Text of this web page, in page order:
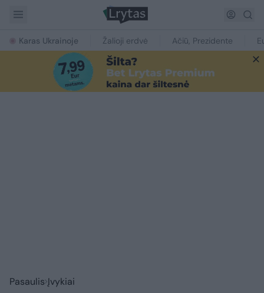
Karas Ukrainoje Žalioji erdvė Ačiū, Prezidente
Pasaulis Įvykiai